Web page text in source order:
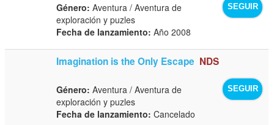
SEGUIR
Género: Aventura / Aventura de
exploración y puzles
Fecha de lanzamiento: Año 2008
Imagination is the Only Escape NDS
SEGUIR
Género: Aventura / Aventura de
exploración y puzles
Fecha de lanzamiento: Cancelado